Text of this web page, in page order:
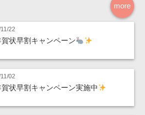
more
22
賀状早割キャンペーン
02
賀状早割キャンペーン実施中